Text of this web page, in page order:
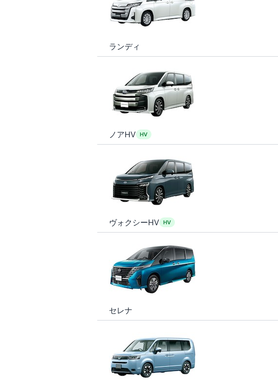
ランディ
ノアHV HV
ヴォクシーHV HV
セレナ